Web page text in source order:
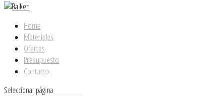
Home
Materiales
Ofertas
Presupuesto
Contacto
Seleccionar página